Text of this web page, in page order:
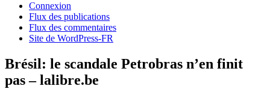
Connexion
Flux des publications
Flux des commentaires
Site de WordPress-FR
Brésil: le scandale Petrobras n’en finit
pas – lalibre.be